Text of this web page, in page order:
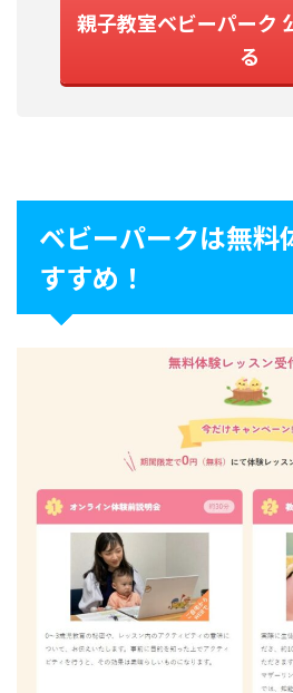
親子教室ベビーパーク
る
ベビーパークは無料
すすめ！